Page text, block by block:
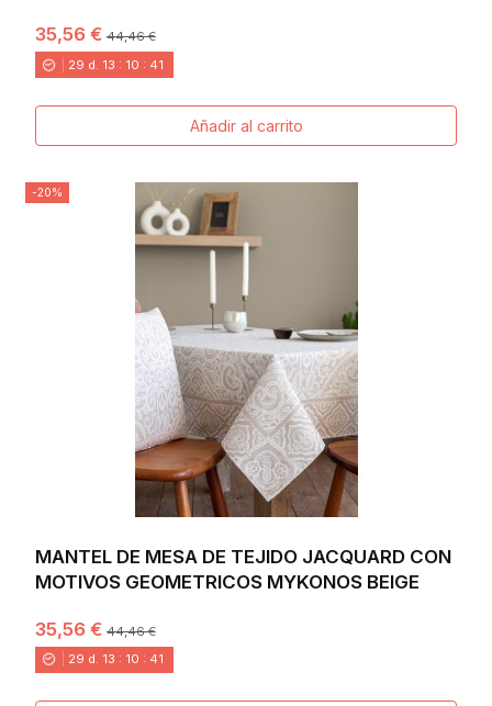
35,56 €44,46 €
29 d. 13 : 10 : 40
Añadir al carrito
-20%
MANTEL DE MESA DE TEJIDO JACQUARD CON
MOTIVOS GEOMETRICOS MYKONOS BEIGE
35,56 €44,46 €
29 d. 13 : 10 : 40